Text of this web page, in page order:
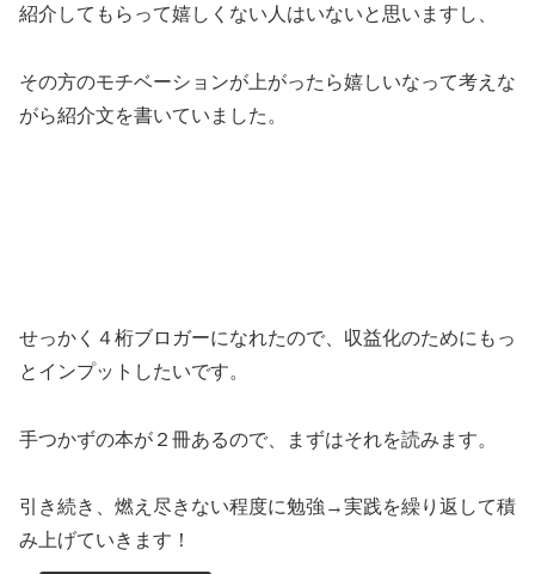
紹介してもらって嬉しくない人はいないと思いますし、
その方のモチベーションが上がったら嬉しいなって考えな
がら紹介文を書いていました。
せっかく４桁ブロガーになれたので、収益化のためにもっ
とインプットしたいです。
手つかずの本が２冊あるので、まずはそれを読みます。
引き続き、燃え尽きない程度に勉強→実践を繰り返して積
み上げていきます！